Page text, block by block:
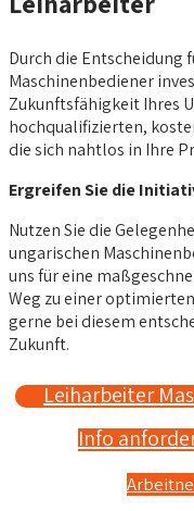
Durch die Entscheidung
Maschinenbediener
Zukunftsfähigkeit Ihres
hochqualifizierten,
die sich nahtlos in Ihre
Ergreifen Sie die
Nutzen Sie die
ungarischen
uns für eine
Weg zu einer
gerne bei diesem
Zukunft.
Leiharbeiter
Info